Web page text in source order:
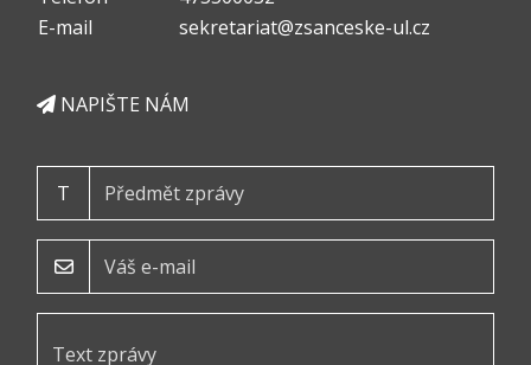
E-mail
sekretariat@zsanceske-ul.cz
NAPIŠTE NÁM
T